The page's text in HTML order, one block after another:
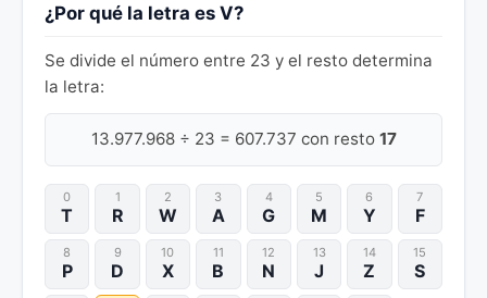
¿Por qué la letra es V?
Se divide el número entre 23 y el resto determina
la letra:
13.977.968 ÷ 23 = 607.737 con resto 17
0
T
1
R
2
W
3
A
4
G
5
M
6
Y
7
F
8
P
9
D
10
X
11
B
12
N
13
J
14
Z
15
S